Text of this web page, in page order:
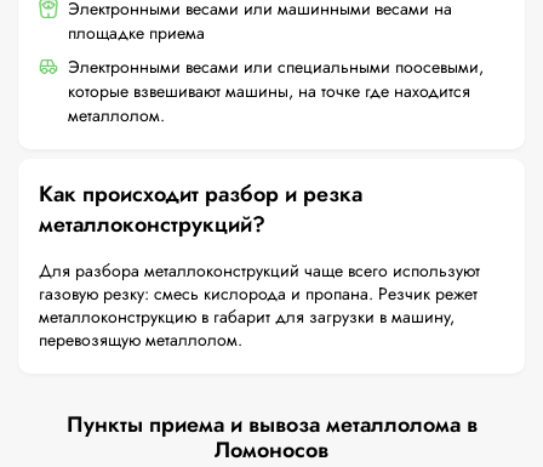
Электронными весами или машинными весами на
площадке приема
Электронными весами или специальными поосевыми,
которые взвешивают машины, на точке где находится
металлолом.
Как происходит разбор и резка
металлоконструкций?
Для разбора металлоконструкций чаще всего используют
газовую резку: смесь кислорода и пропана. Резчик режет
металлоконструкцию в габарит для загрузки в машину,
перевозящую металлолом.
Пункты приема и вывоза металлолома в
Ломоносов